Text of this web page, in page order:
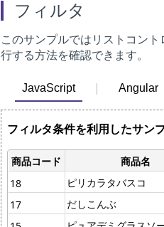
フィルタ
このサンプルではリストコン
行する方法を確認できます。
JavaScript Angular